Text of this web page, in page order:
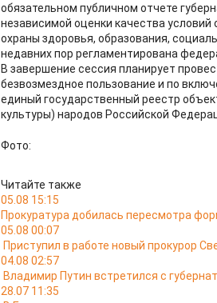
обязательном публичном отчете
независимой оценки качества условий
охраны здоровья, образования,
недавних пор регламентирована
В завершение сессия планирует
безвозмездное пользование и по
единый государственный реестр
культуры) народов Российской
Фото:
Читайте также
05.08 15:15
Прокуратура добилась пересмотра
05.08 00:07
Приступил в работе новый прокурор
04.08 02:57
Владимир Путин встретился с
28.07 11:35